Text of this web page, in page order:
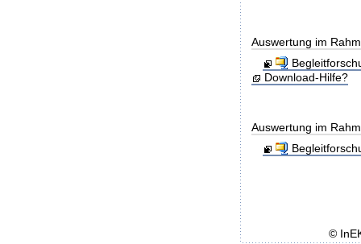
Auswertung im
Download-Hilfe?
Auswertung im
©